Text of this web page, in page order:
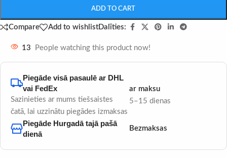
ADD TO CART
Compare Add to wishlistDalīties:
13 People watching this product now!
Piegāde visā pasaulē ar DHL
vai FedEx
Sazinieties ar mums tiešsaistes
čatā, lai uzzinātu piegādes izmaksas
5–15 dienas
ar maksu
Piegāde Hurgadā tajā pašā
dienā
Bezmaksas